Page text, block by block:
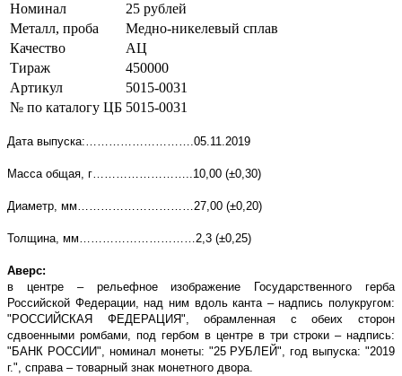
Номинал
25 рублей
Металл, проба
Медно-никелевый сплав
Качество
АЦ
Тираж
450000
Артикул
5015-0031
№ по каталогу ЦБ 5015-0031
Дата выпуска:……………………….05.11.2019
Масса общая, г……………………..10,00 (±0,30)
Диаметр, мм…………………………27,00 (±0,20)
Толщина, мм…………………………2,3 (±0,25)
Аверс:
в центре – рельефное изображение Государственного герба
Российской Федерации, над ним вдоль канта – надпись полукругом:
"РОССИЙСКАЯ ФЕДЕРАЦИЯ", обрамленная с обеих сторон
сдвоенными ромбами, под гербом в центре в три строки – надпись:
"БАНК РОССИИ", номинал монеты: "25 РУБЛЕЙ", год выпуска: "2019
г.", справа – товарный знак монетного двора.